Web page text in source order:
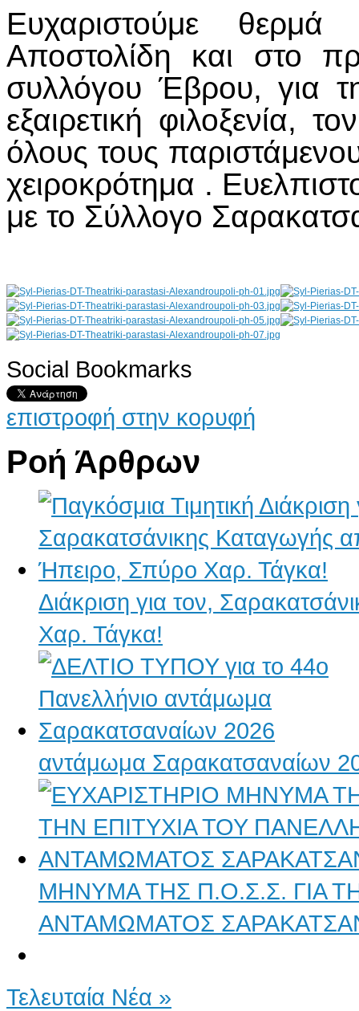
Ευχαριστούμε
Αποστολίδη και στο
συλλόγου Έβρου, για
εξαιρετική φιλοξενία,
όλους τους
χειροκρότημα .
με το Σύλλογο
AdmirorGallery 4.5.0, author/s Vasiljevski& Kekeljevic
Social Bookmarks
επιστροφή στην κορυφή
Ροή Άρθρων
Διάκριση για τον,
Χαρ. Τάγκα!
αντάμωμα Σαρακατσαναίων
ΜΗΝΥΜΑ ΤΗΣ Π.Ο.Σ.Σ. ΓΙΑ
ΑΝΤΑΜΩΜΑΤΟΣ
Τελευταία Νέα »